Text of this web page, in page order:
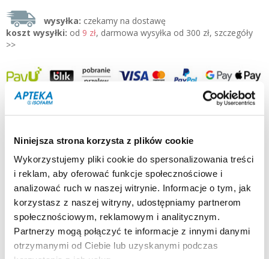
Niniejsza strona korzysta z plików cookie
Wykorzystujemy pliki cookie do spersonalizowania treści
i reklam, aby oferować funkcje społecznościowe i
analizować ruch w naszej witrynie. Informacje o tym, jak
korzystasz z naszej witryny, udostępniamy partnerom
społecznościowym, reklamowym i analitycznym.
Partnerzy mogą połączyć te informacje z innymi danymi
otrzymanymi od Ciebie lub uzyskanymi podczas
wysyłka: czekamy na dostawę
koszt wysyłki: od 9 zł, darmowa wysyłka od 300 zł, szczegóły
>>
konsultacja farmaceuty oraz możliwość zamówień tel.
producent / dystrybutor: ZIAJA »
typ produktu:
kosmetyk
krem
pojemność / waga: 50 ml
dla kogo: dorośli, dzieci pow. 13 roku
Opis:
Ziaja Liście Manuka krem nawilżający balans korygująco-
ściągający SPF 10 ochrona niska - oczyszczanie skóry normalnej,